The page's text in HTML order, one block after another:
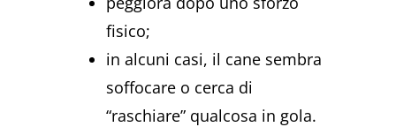
fisico;
in alcuni casi, il cane sembra
soffocare o cerca di
“raschiare” qualcosa in gola.